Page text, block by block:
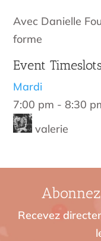
Avec Danielle
forme
Event
Mardi
7:00 pm -8:30
valerie
Recevez